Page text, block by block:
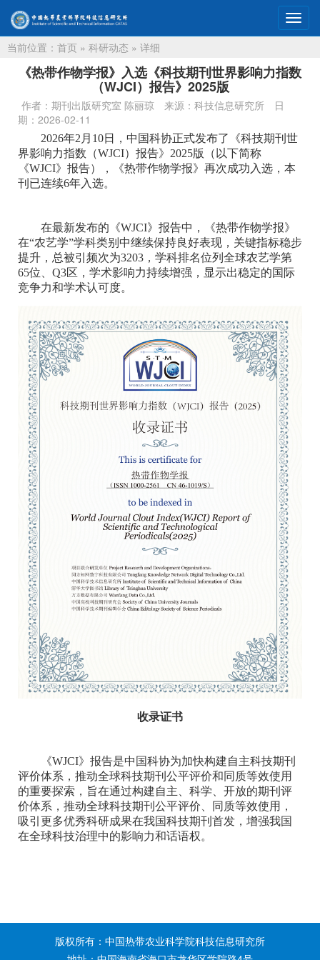
切
换
当前位置： 首页 » 科研动态 » 详细
《热带作物学报》入选《科技期刊世界影响力指数
（WJCI）报告》2025版
作者：期刊出版研究室 陈丽琼 来源：科技信息研究所
日
期：2026-02-11
2026年2月10日，中国科协正式发布了《科技期刊世
界影响力指数（WJCI）报告》2025版（以下简称
《WJCI》报告），《热带作物学报》再次成功入选，本
刊已连续6年入选。
在最新发布的《WJCI》报告中，《热带作物学报》
在“农艺学”学科类别中继续保持良好表现，关键指标稳步
提升，总被引频次为3203，学科排名位列全球农艺学第
65位、Q3区，学术影响力持续增强，显示出稳定的国际
竞争力和学术认可度。
收录证书
《WJCI》报告是中国科协为加快构建自主科技期刊
评价体系，推动全球科技期刊公平评价和同质等效使用
的重要探索，旨在通过构建自主、科学、开放的期刊评
价体系，推动全球科技期刊公平评价、同质等效使用，
吸引更多优秀科研成果在我国科技期刊首发，增强我国
在全球科技治理中的影响力和话语权。
版权所有：中国热带农业科学院科技信息研究所